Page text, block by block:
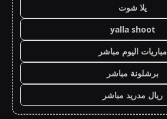
يلا شوت
yalla shoot
مباريات اليوم مباشر
برشلونة مباشر
ريال مدريد مباشر